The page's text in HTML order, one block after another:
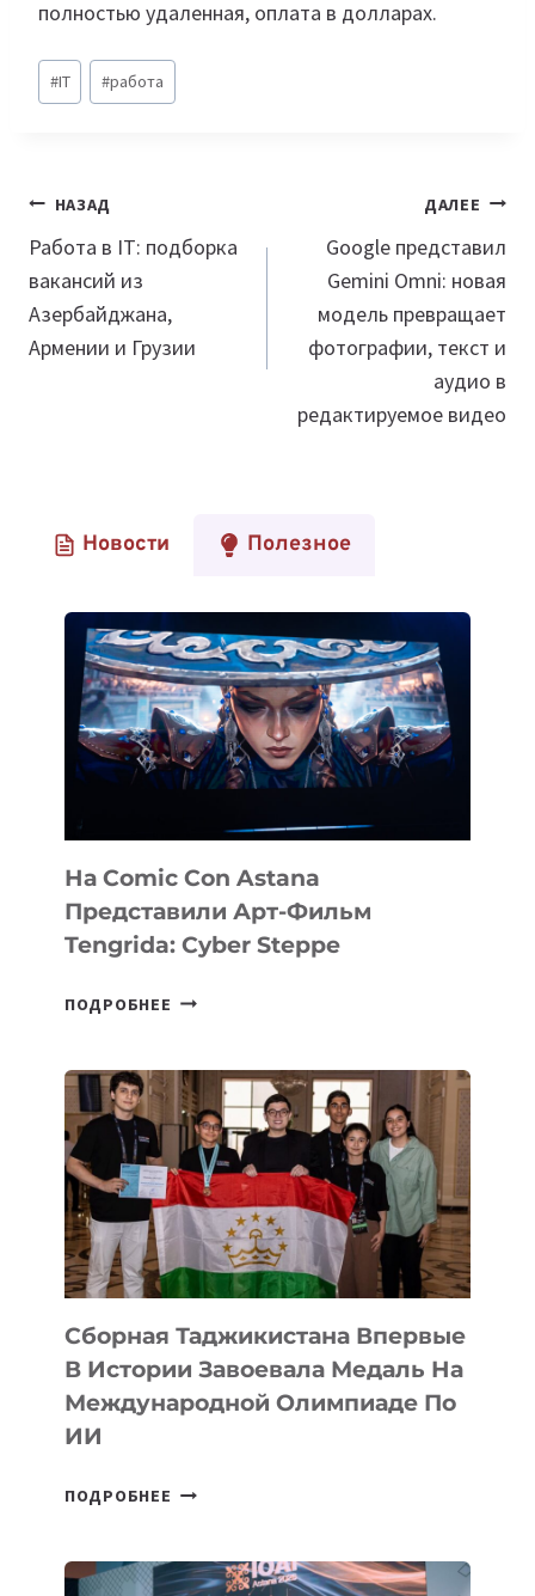
полностью удаленная, оплата в долларах.
Метки
записи:
#IT #работа
Навигация
по
записям
НАЗАД
Работа в IT: подборка
вакансий из
Азербайджана,
Армении и Грузии
ДАЛЕЕ
Google представил
Gemini Omni: новая
модель превращает
фотографии, текст и
аудио в
редактируемое видео
Новости Полезное
На Comic Con Astana
Представили Арт-Фильм
Tengrida: Cyber Steppe
ПОДРОБНЕЕ НА
ASTANA
ПРЕДСТАВИЛИ
АРТ-
ФИЛЬМ
TENGRIDA:
CYBER
STEPPE
Сборная Таджикистана Впервые
В Истории Завоевала Медаль На
Международной Олимпиаде По
ИИ
ПОДРОБНЕЕ СБОРНАЯ
В